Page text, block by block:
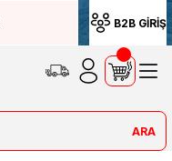
B2B GİRİŞ
ARA